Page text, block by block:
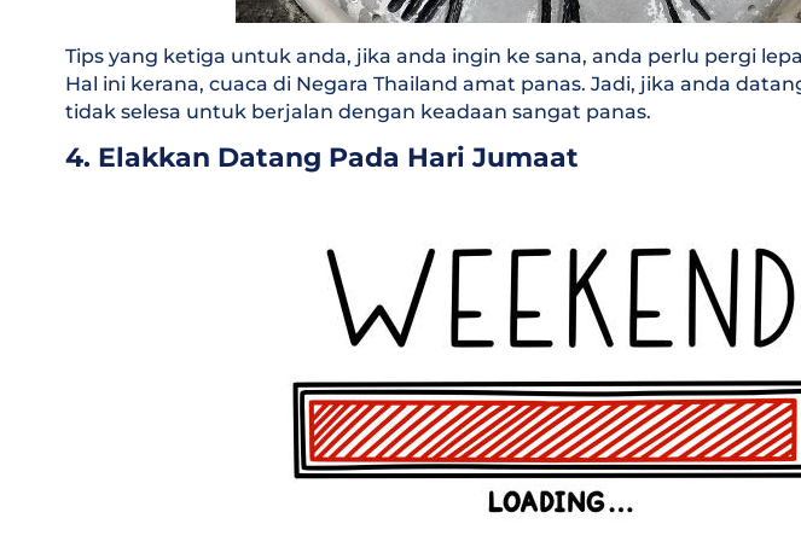
Tips yang ketiga untuk anda, jika anda ingin ke sana, anda perlu pergi
Hal ini kerana, cuaca di Negara Thailand amat panas. Jadi, jika anda
tidak selesa untuk berjalan dengan keadaan sangat panas.
4. Elakkan Datang Pada Hari Jumaat